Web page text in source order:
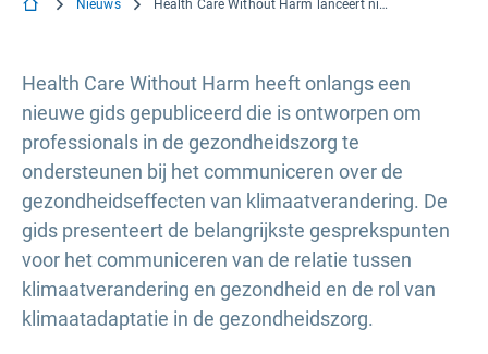
Nieuws Health Care Without Harm lanceert nieuwe communicatiegids over de gezondheidseffecten van klimaatverandering
Health Care Without Harm heeft onlangs een
nieuwe gids gepubliceerd die is ontworpen om
professionals in de gezondheidszorg te
ondersteunen bij het communiceren over de
gezondheidseffecten van klimaatverandering. De
gids presenteert de belangrijkste gesprekspunten
voor het communiceren van de relatie tussen
klimaatverandering en gezondheid en de rol van
klimaatadaptatie in de gezondheidszorg.